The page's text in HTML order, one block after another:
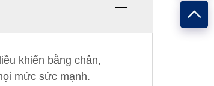
khiển bằng chân,
mức sức mạnh.